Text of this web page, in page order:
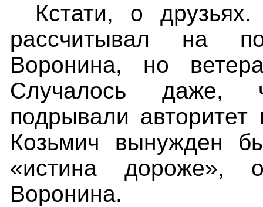
Кстати, о
рассчитывал на
Воронина, но
Случалось даже,
подрывали
Козьмич вынужден
«истина дороже»,
Воронина.